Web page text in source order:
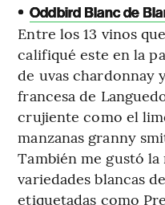
• Oddbird Blanc de
Entre los 13 vinos
califiqué este en la
de uvas chardonnay
francesa de
crujiente como el
manzanas granny
También me gustó
variedades blancas
etiquetadas como